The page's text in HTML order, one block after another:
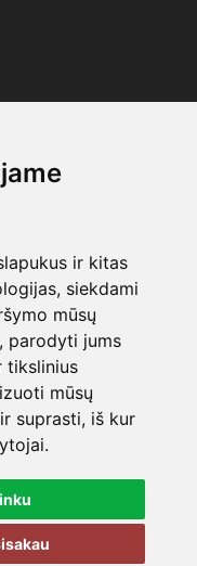
ir kitas
siekdami
mūsų
parodyti jums
tikslinius
mūsų
suprasti, iš kur